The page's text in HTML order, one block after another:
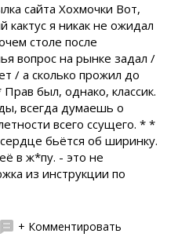
сайта Хохмочки Вот,
кактус я никак не ожидал
столе после
вопрос на рынке задал /
/ а сколько прожил до
был, однако, классик.
всегда думаешь о
всего ссущего. * *
бьётся об ширинку.
в ж*пу. - это не
из инструкции по
+ Комментировать